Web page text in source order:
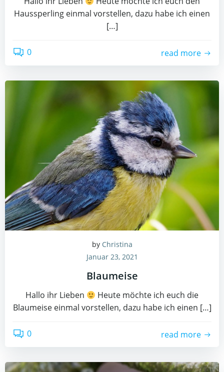
Haussperling einmal vorstellen, dazu habe ich einen
[…]
0 read more
by Christina
Januar 23, 2021
Blaumeise
Hallo ihr Lieben
Heute möchte ich euch die
Blaumeise einmal vorstellen, dazu habe ich einen […]
0 read more